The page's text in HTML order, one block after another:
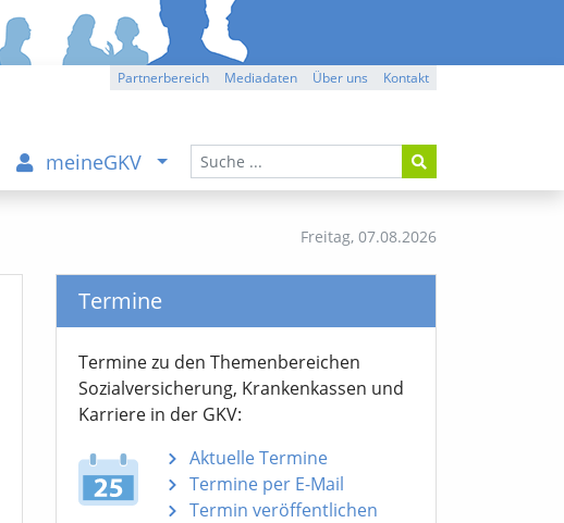
Partnerbereich Mediadaten Über uns Kontakt
meineGKV
Freitag, 07.08.2026
Termine
Termine zu den Themen­bereichen
Sozialver­sicherung, Krankenkassen und
Karriere in der GKV:
Aktuelle Termine
Termine per E-Mail
Termin veröffentlichen